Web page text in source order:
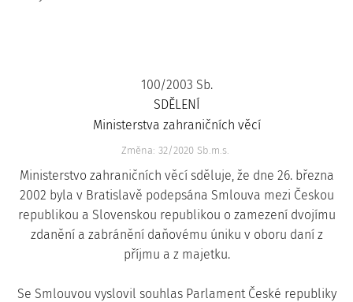
100/2003 Sb.
SDĚLENÍ
Ministerstva zahraničních věcí
Změna: 32/2020 Sb.m.s.
Ministerstvo zahraničních věcí sděluje, že dne 26. března
2002 byla v Bratislavě podepsána Smlouva mezi Českou
republikou a Slovenskou republikou o zamezení dvojímu
zdanění a zabránění daňovému úniku v oboru daní z
příjmu a z majetku.
Se Smlouvou vyslovil souhlas Parlament České republiky